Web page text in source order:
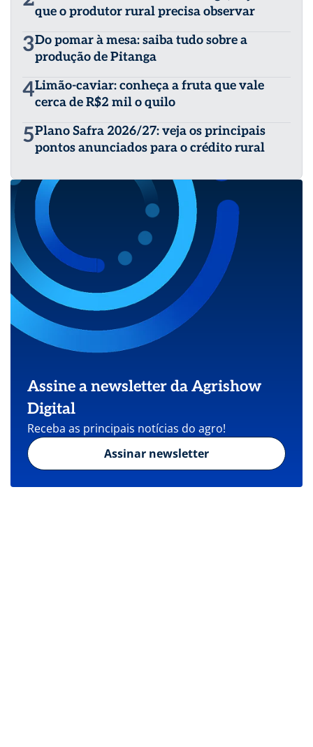
Paulo, Goiás, Rio Grande do Sul, Santa Catarina, entre
manejos. Além disso teve experiências em cultivos fora
do país, em culturas como: Amendoim, Noz Pecam e o
Algodão, no Estado da Geórgia, nos Estados Unidos.
que o produtor rural precisa observar
3Do pomar à mesa: saiba tudo sobre a
produção de Pitanga
4Limão-caviar: conheça a fruta que vale
cerca de R$2 mil o quilo
5Plano Safra 2026/27: veja os principais
pontos anunciados para o crédito rural
Assine a newsletter da Agrishow
Digital
Receba as principais notícias do agro!
Assinar newsletter